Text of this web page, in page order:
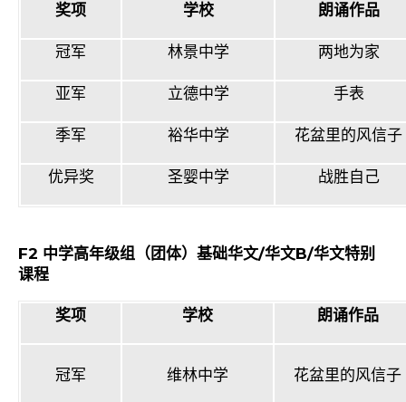
奖项 学校 朗诵作品
冠军 林景中学 两地为家
亚军 立德中学 手表
季军 裕华中学 花盆里的风信子
优异奖 圣婴中学 战胜自己
F2 中学高年级组（团体）基础华文/华文B/华文特别
课程
奖项 学校 朗诵作品
冠军 维林中学 花盆里的风信子